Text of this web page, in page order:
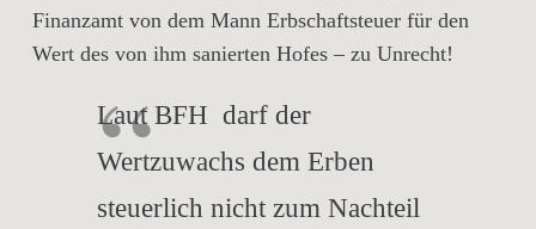
Finanzamt von dem Mann Erbschaftsteuer für den
Wert des von ihm sanierten Hofes – zu Unrecht!
Laut BFH darf der
Wertzuwachs dem Erben
steuerlich nicht zum Nachteil